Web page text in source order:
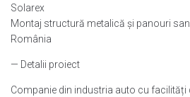
Solarex
Montaj structură metalică și panouri
România
— Detalii proiect
Companie din industria auto cu facilități